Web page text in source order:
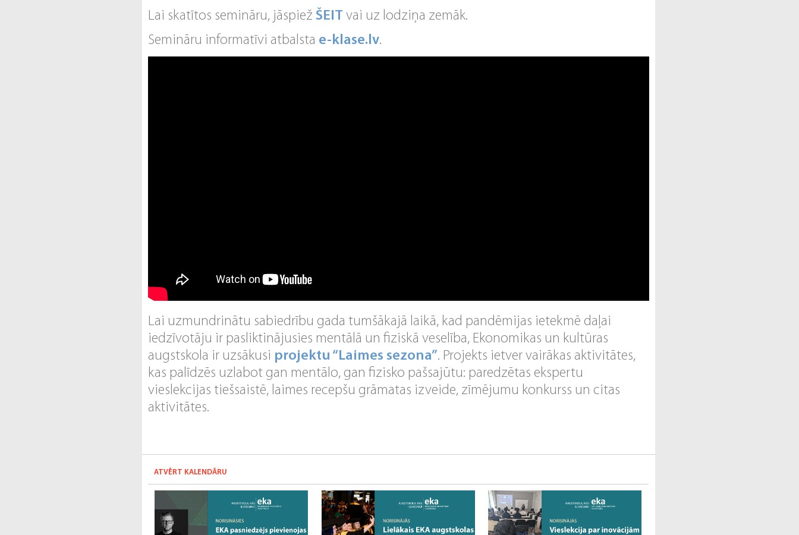
Lai skatītos semināru, jāspiež ŠEIT vai uz lodziņa zemāk.
Semināru informatīvi atbalsta e-klase.lv.
Lai uzmundrinātu sabiedrību gada tumšākajā laikā, kad pandēmijas ietekmē daļai
iedzīvotāju ir pasliktinājusies mentālā un fiziskā veselība, Ekonomikas un kultūras
augstskola ir uzsākusi projektu “Laimes sezona”. Projekts ietver vairākas aktivitātes,
kas palīdzēs uzlabot gan mentālo, gan fizisko pašsajūtu: paredzētas ekspertu
vieslekcijas tiešsaistē, laimes recepšu grāmatas izveide, zīmējumu konkurss un citas
aktivitātes.
ATVĒRT KALENDĀRU